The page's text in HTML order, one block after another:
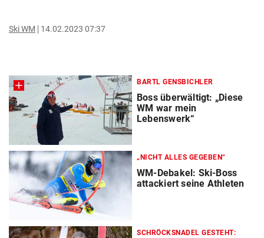
Ski WM 14.02.2023 07:37
BARTL GENSBICHLER
Boss überwältigt: „Diese
WM war mein
Lebenswerk“
„NICHT ALLES GEGEBEN“
WM-Debakel: Ski-Boss
attackiert seine Athleten
SCHRÖCKSNADEL GESTEHT: